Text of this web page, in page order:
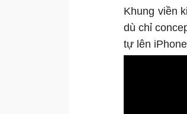
Khung viền
dù chỉ
tự lên